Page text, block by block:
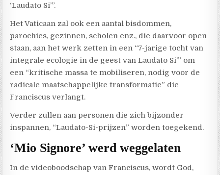
‘Laudato Si’”.
Het Vaticaan zal ook een aantal bisdommen,
parochies, gezinnen, scholen enz., die daarvoor open
staan, aan het werk zetten in een “7-jarige tocht van
integrale ecologie in de geest van Laudato Si’” om
een “kritische massa te mobiliseren, nodig voor de
radicale maatschappelijke transformatie” die
Franciscus verlangt.
Verder zullen aan personen die zich bijzonder
inspannen, “Laudato-Si-prijzen” worden toegekend.
‘Mio Signore’ werd weggelaten
In de videoboodschap van Franciscus, wordt God,